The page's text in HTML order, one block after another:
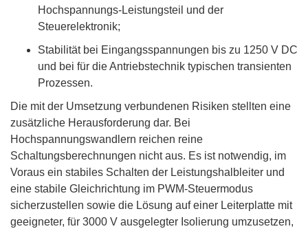
Hochspannungs-Leistungsteil und der
Steuerelektronik;
Stabilität bei Eingangsspannungen bis zu 1250 V DC
und bei für die Antriebstechnik typischen transienten
Prozessen.
Die mit der Umsetzung verbundenen Risiken stellten eine
zusätzliche Herausforderung dar. Bei
Hochspannungswandlern reichen reine
Schaltungsberechnungen nicht aus. Es ist notwendig, im
Voraus ein stabiles Schalten der Leistungshalbleiter und
eine stabile Gleichrichtung im PWM-Steuermodus
sicherzustellen sowie die Lösung auf einer Leiterplatte mit
geeigneter, für 3000 V ausgelegter Isolierung umzusetzen,